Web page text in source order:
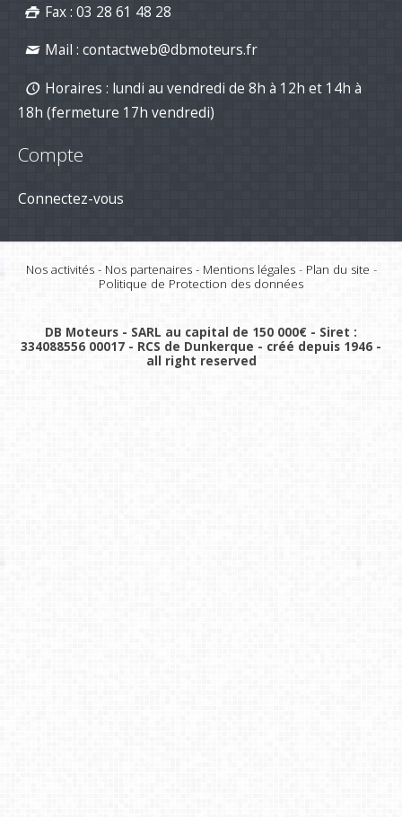
Fax : 03 28 61 48 28
Mail : contactweb@dbmoteurs.fr
Horaires : lundi au vendredi de 8h à 12h et 14h à
18h (fermeture 17h vendredi)
Compte
Connectez-vous
Nos activités- Nos partenaires- Mentions légales- Plan du site -
Politique de Protection des données
DB Moteurs - SARL au capital de 150 000€ - Siret :
334088556 00017 - RCS de Dunkerque - créé depuis 1946 -
all right reserved